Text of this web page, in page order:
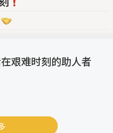
艰难时刻的助人者